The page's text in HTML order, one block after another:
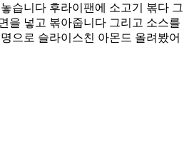
습니다 후라이팬에 소고기 볶다 그
을 넣고 볶아줍니다 그리고 소스를
으로 슬라이스친 아몬드 올려봤어